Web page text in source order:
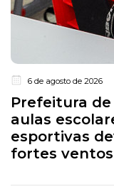
6 de agosto de 2026
Prefeitura
aulas
esportivas
fortes ventos